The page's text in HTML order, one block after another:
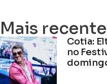
Mais
Cotia:
no